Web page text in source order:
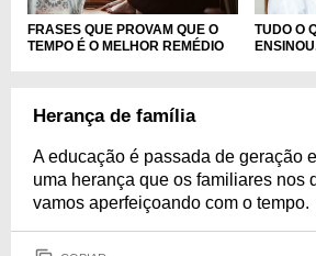
FRASES QUE PROVAM QUE O
TEMPO É O MELHOR REMÉDIO
TUDO O
Herança de família
A educação é passada de geração
uma herança que os familiares nos
vamos aperfeiçoando com o tempo.